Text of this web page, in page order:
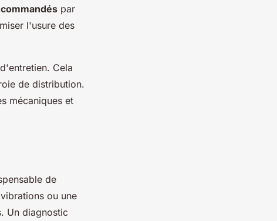
par
l'usure des
Cela
de distribution.
mécaniques et
de
ou une
Un diagnostic